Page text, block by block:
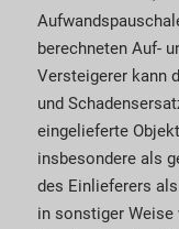
berechneten Auf-
Versteigerer kann
und
eingelieferte
insbesondere als
des Einlieferers
in sonstiger